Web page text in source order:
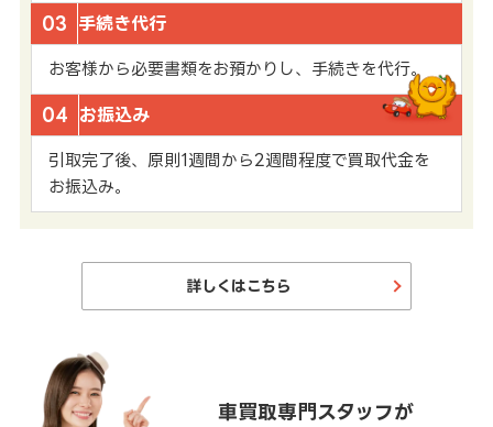
03 手続き代行
お客様から必要書類をお預かりし、手続きを代行。
04 お振込み
引取完了後、原則1週間から2週間程度で買取代金を
お振込み。
詳しくはこちら
車買取専門スタッフが